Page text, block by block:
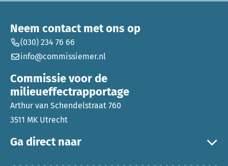
Ga direct naar
Neem contact met ons op
(030) 234 76 66
info@commissiemer.nl
Commissie voor de
milieueffectrapportage
Arthur van Schendelstraat 760
3511 MK Utrecht